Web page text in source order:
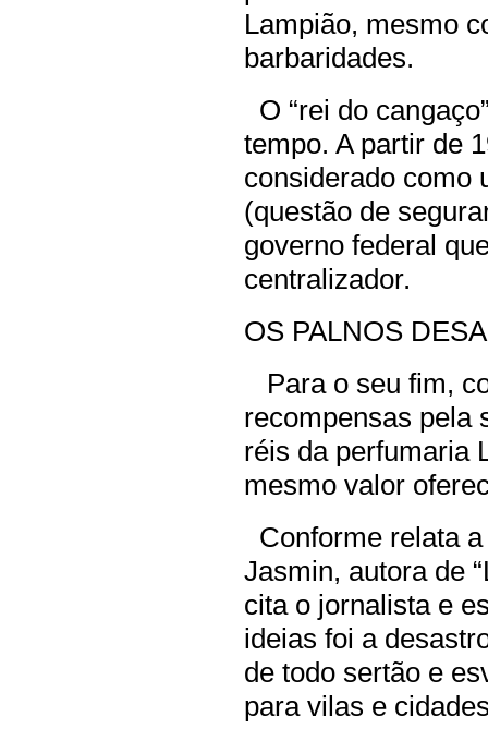
Lampião, mesmo
barbaridades.
O “rei do
tempo. A partir de
considerado como
(questão de
governo federal
centralizador.
OS PALNOS
Para o seu fim,
recompensas pela
réis da perfumaria
mesmo valor
Conforme relata
Jasmin, autora de
cita o jornalista e
ideias foi a
de todo sertão e
para vilas e